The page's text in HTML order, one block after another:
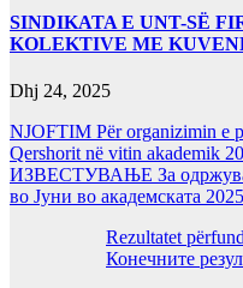
SINDIKATA E UNT-SË
KOLEKTIVE ME
Dhj 24, 2025
NJOFTIM Për organizimin e
Qershorit në vitin akademik
ИЗВЕСТУВАЊЕ За
во Јуни во академската
Rezultatet
Конечните